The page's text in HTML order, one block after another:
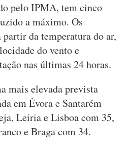
pelo IPMA, tem cinco
a máximo. Os
da temperatura do ar,
do vento e
nas últimas 24 horas.
mais elevada prevista
em Évora e Santarém
Leiria e Lisboa com 35,
e Braga com 34.